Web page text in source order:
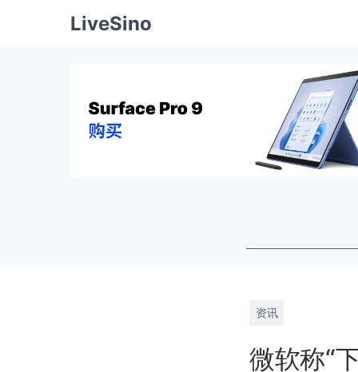
LiveSino
资讯
微软称“